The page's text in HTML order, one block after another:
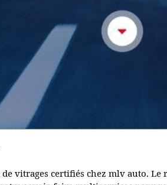
vitrages certifiés chez mlv auto.